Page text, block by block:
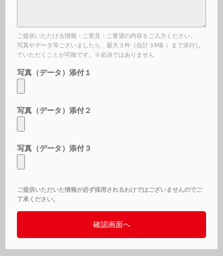
ご提供いただける情報・ご意見・ご要望の内容をご入力ください。
写真やデータ等ございましたら、最大３件（合計３MB ）まで添付し
ていただくことが可能です。※必須ではありません
写真（データ）添付１
写真（データ）添付２
写真（データ）添付３
ご提供いただいた情報が必ず採用されるわけではございませんのでご
了承ください。